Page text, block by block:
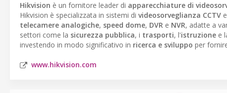
Hikvision è un fornitore leader di apparecchiature di
Hikvision è specializzata in sistemi di videosorveglianza CCTV e
telecamere analogiche, speed dome, DVR e NVR, adatte a
settori come la sicurezza pubblica, i trasporti, l'istruzione e
investendo in modo significativo in ricerca e sviluppo per
www.hikvision.com